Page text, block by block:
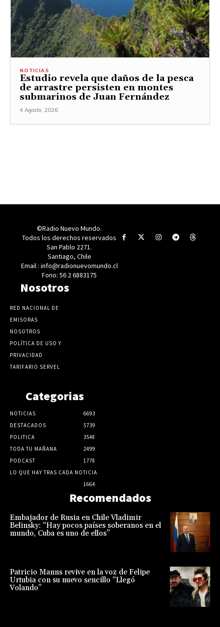
NOTICIAS
Estudio revela que daños de la pesca
de arrastre persisten en montes
submarinos de Juan Fernández
4 Agosto, 2026
©Radio Nuevo Mundo.
Todos los derechos reservados
San Pablo 2271.
Santiago, Chile
Email : info@radionuevomundo.cl
Fono: 56 2 6883175
Nosotros
RED NACIONAL DE
EMISORAS
NOSOTROS
POLÍTICA DE USO Y
PRIVACIDAD
TARIFARIO SERVEL
Categorias
NOTICIAS
6693
DESTACADOS
5739
POLITICA
3548
TODA TU MAÑANA
2499
PODCAST
1778
LO QUE HAY TRAS CADA NOTICIA
1664
Recomendados
Embajador de Rusia en Chile Vladimir
Belinsky: “Hay pocos países soberanos en el
mundo, Cuba es uno de ellos”
Patricio Manns revive en la voz de Felipe
Urtubia con su nuevo sencillo “Llegó
Volando”